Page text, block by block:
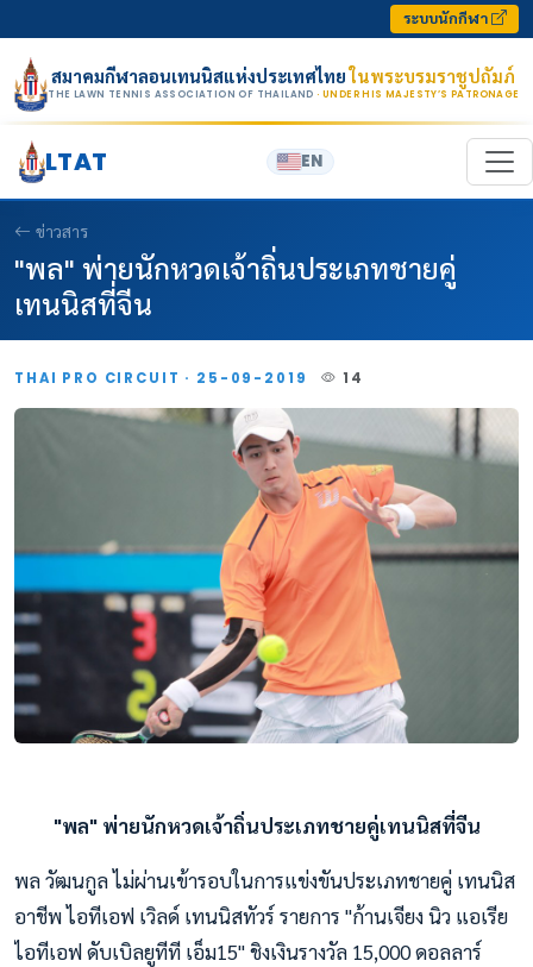
ระบบนักกีฬา
สมาคมกีฬาลอนเทนนิสแห่งประเทศไทยในพระบรมราชูปถัมภ์
THE LAWN TENNIS ASSOCIATION OF THAILAND · UNDER HIS MAJESTY’S PATRONAGE
LTAT EN
ข่าวสาร
"พล" พ่ายนักหวดเจ้าถิ่นประเภทชายคู่
เทนนิสที่จีน
THAI PRO CIRCUIT · 25-09-2019 14
"พล" พ่ายนักหวดเจ้าถิ่นประเภทชายคู่เทนนิสที่จีน
พล วัฒนกูล ไม่ผ่านเข้ารอบในการแข่งขันประเภทชายคู่ เทนนิส
อาชีพ ไอทีเอฟ เวิลด์ เทนนิสทัวร์ รายการ "ก้านเจียง นิว แอเรีย
ไอทีเอฟ ดับเบิลยูทีที เอ็ม15" ชิงเงินรางวัล 15,000 ดอลลาร์